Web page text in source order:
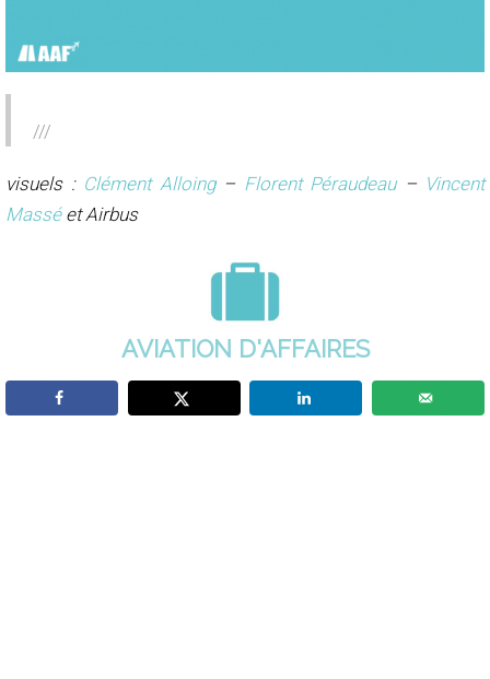
///
visuels : Clément Alloing– Florent Péraudeau– Vincent
Massé et Airbus
SPATIAL